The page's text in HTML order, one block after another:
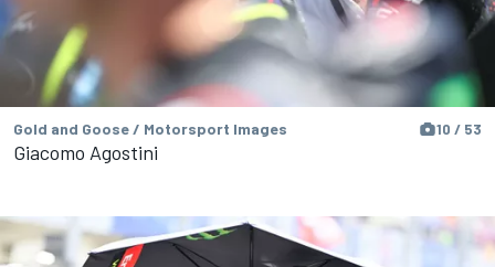
Gold and Goose / Motorsport Images 10 / 53
Giacomo Agostini